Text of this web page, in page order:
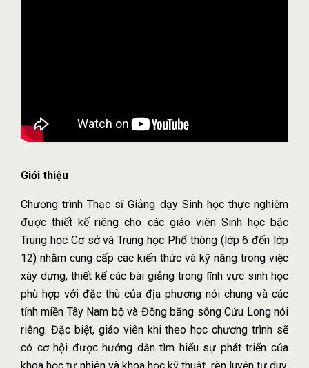
Giới thiệu
Chương trình Thạc sĩ Giảng dạy Sinh học thực nghiệm
được thiết kế riêng cho các giáo viên Sinh học bậc
Trung học Cơ sở và Trung học Phổ thông (lớp 6 đến lớp
12) nhằm cung cấp các kiến thức và kỹ năng trong việc
xây dựng, thiết kế các bài giảng trong lĩnh vực sinh học
phù hợp với đặc thù của địa phương nói chung và các
tỉnh miền Tây Nam bộ và Đồng bằng sông Cửu Long nói
riêng. Đặc biệt, giáo viên khi theo học chương trình sẽ
có cơ hội được hướng dẫn tìm hiểu sự phát triển của